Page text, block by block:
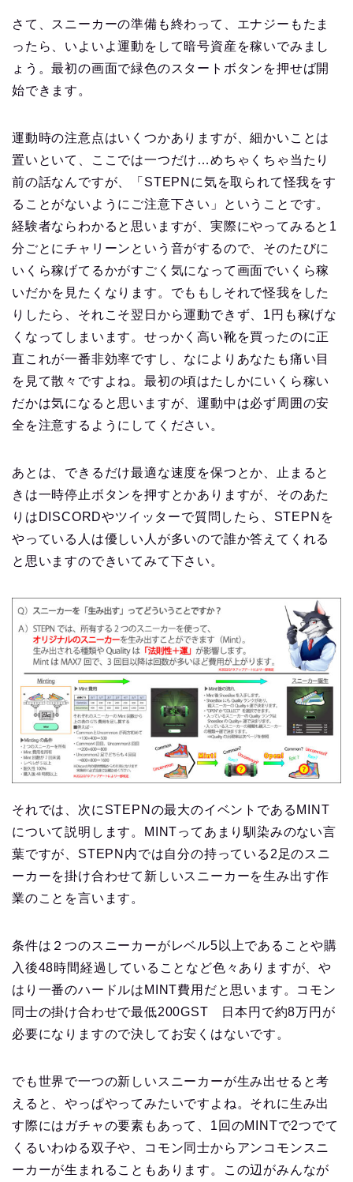
さて、スニーカーの準備も終わって、エナジーもたま
ったら、いよいよ運動をして暗号資産を稼いでみまし
ょう。最初の画面で緑色のスタートボタンを押せば開
始できます。
運動時の注意点はいくつかありますが、細かいことは
置いといて、ここでは一つだけ…めちゃくちゃ当たり
前の話なんですが、「STEPNに気を取られて怪我をす
ることがないようにご注意下さい」ということです。
経験者ならわかると思いますが、実際にやってみると1
分ごとにチャリーンという音がするので、そのたびに
いくら稼げてるかがすごく気になって画面でいくら稼
いだかを見たくなります。でももしそれで怪我をした
りしたら、それこそ翌日から運動できず、1円も稼げな
くなってしまいます。せっかく高い靴を買ったのに正
直これが一番非効率ですし、なによりあなたも痛い目
を見て散々ですよね。最初の頃はたしかにいくら稼い
だかは気になると思いますが、運動中は必ず周囲の安
全を注意するようにしてください。
あとは、できるだけ最適な速度を保つとか、止まると
きは一時停止ボタンを押すとかありますが、そのあた
りはDISCORDやツイッターで質問したら、STEPNを
やっている人は優しい人が多いので誰か答えてくれる
と思いますのできいてみて下さい。
それでは、次にSTEPNの最大のイベントであるMINT
について説明します。MINTってあまり馴染みのない言
葉ですが、STEPN内では自分の持っている2足のスニ
ーカーを掛け合わせて新しいスニーカーを生み出す作
業のことを言います。
条件は２つのスニーカーがレベル5以上であることや購
入後48時間経過していることなど色々ありますが、や
はり一番のハードルはMINT費用だと思います。コモン
同士の掛け合わせで最低200GST 日本円で約8万円が
必要になりますので決してお安くはないです。
でも世界で一つの新しいスニーカーが生み出せると考
えると、やっぱやってみたいですよね。それに生み出
す際にはガチャの要素もあって、1回のMINTで2つでて
くるいわゆる双子や、コモン同士からアンコモンスニ
ーカーが生まれることもあります。この辺がみんなが